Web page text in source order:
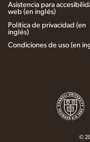
Asistencia para
web (en inglés)
Política de privacidad (en
inglés)
Condiciones de uso (en
©